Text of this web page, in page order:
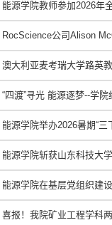
能源学院教师参加2026年
RocScience公司Alison
澳大利亚麦考瑞大学路英
“四渡”寻光 能源逐梦--学
能源学院举办2026暑期“三
能源学院斩获山东科技大
能源学院在基层党组织建
喜报！我院矿业工程学科